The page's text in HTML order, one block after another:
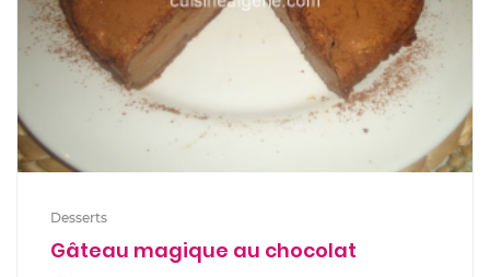
Desserts
Gâteau magique au chocolat